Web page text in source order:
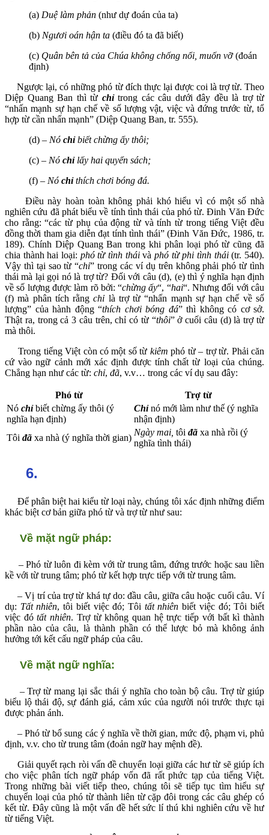
(a) Duệ làm phản (như dự đoán của ta)
(b) Ngươi oán hận ta (điều đó ta đã biết)
(c) Quân bên tả của Chúa không chống nổi, muốn vỡ(đoán
định)
Ngược lại, có những phó từ đích thực lại được coi là trợ từ. Theo
Diệp Quang Ban thì từ chỉtrong các câu dưới đây đều là trợ từ
“nhấn mạnh sự hạn chế về số lượng vật, việc và đứng trước từ, tổ
hợp từ cần nhấn mạnh” (Diệp Quang Ban, tr. 555).
(d) – Nó chỉbiết chừng ấy thôi;
(c) – Nó chỉlấy hai quyển sách;
(f) – Nó chỉthích chơi bóng đá.
Điều này hoàn toàn không phải khó hiểu vì có một số nhà
nghiên cứu đã phát biểu về tính tình thái của phó từ. Đinh Văn Đức
cho rằng: “các từ phụ của động từ và tính từ trong tiếng Việt đều
đồng thời tham gia diễn đạt tính tình thái” (Đinh Văn Đức, 1986, tr.
189). Chính Diệp Quang Ban trong khi phân loại phó từ cũng đã
chia thành hai loại: phó từ tình tháivàphó từ phi tình thái(tr. 540).
Vậy thì tại sao từ “chỉ” trong các ví dụ trên không phải phó từ tình
thái mà lại gọi nó là trợ từ? Đối với câu (d), (e) thì ý nghĩa hạn định
về số lượng được làm rõ bởi: “chừng ấy“, “hai“. Nhưng đối với câu
(f) mà phân tích rằngchỉlà trợ từ “nhấn mạnh sự hạn chế về số
lượng” của hành động “thích chơi bóng đá” thì không có cơ sở.
Thật ra, trong cả 3 câu trên, chỉ có từ “thôi” ở cuối câu (d) là trợ từ
mà thôi.
Trong tiếng Việt còn có một số từ kiêm phó từ – trợ từ. Phải căn
cứ vào ngữ cảnh mới xác định được tính chất từ loại của chúng.
Chẳng hạn như các từ: chỉ, đã, v.v… trong các ví dụ sau đây:
Phó từ
Trợ từ
Nó chỉbiết chừng ấy thôi (ý
nghĩa hạn định)
Chỉnó mới làm như thế (ý nghĩa
nhận định)
Tôi đã xa nhà (ý nghĩa thời gian)
Ngày mai, tôi đã xa nhà rồi (ý
nghĩa tình thái)
6.
Để phân biệt hai kiểu từ loại này, chúng tôi xác định những điểm
khác biệt cơ bản giữa phó từ và trợ từ như sau:
Về mặt ngữ pháp:
– Phó từ luôn đi kèm với từ trung tâm, đứng trước hoặc sau liền
kề với từ trung tâm; phó từ kết hợp trực tiếp với từ trung tâm.
– Vị trí của trợ từ khá tự do: đầu câu, giữa câu hoặc cuối câu. Ví
dụ: Tất nhiên, tôi biết việc đó; Tôi tất nhiên biết việc đó; Tôi biết
việc đótất nhiên. Trợ từ không quan hệ trực tiếp với bất kì thành
phần nào của câu, là thành phần có thể lược bỏ mà không ảnh
hưởng tới kết cấu ngữ pháp của câu.
Về mặt ngữ nghĩa:
– Trợ từ mang lại sắc thái ý nghĩa cho toàn bộ câu. Trợ từ giúp
biểu lộ thái độ, sự đánh giá, cảm xúc của người nói trước thực tại
được phản ánh.
– Phó từ bổ sung các ý nghĩa về thời gian, mức độ, phạm vi, phủ
định, v.v. cho từ trung tâm (đoản ngữ hay mệnh đề).
Giải quyết rạch ròi vấn đề chuyển loại giữa các hư từ sẽ giúp ích
cho việc phân tích ngữ pháp vốn đã rất phức tạp của tiếng Việt.
Trong những bài viết tiếp theo, chúng tôi sẽ tiếp tục tìm hiểu sự
chuyển loại của phó từ thành liên từ cặp đôi trong các câu ghép có
kết từ. Đây cũng là một vấn đề hết sức lí thú khi nghiên cứu về hư
từ tiếng Việt.